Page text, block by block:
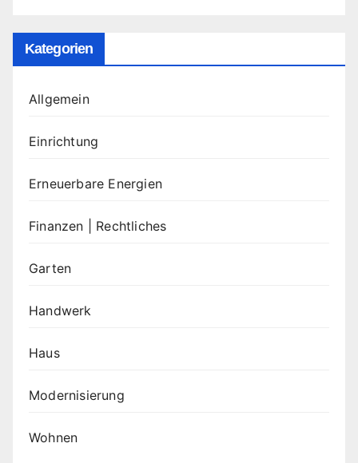
Kategorien
Allgemein
Einrichtung
Erneuerbare Energien
Finanzen | Rechtliches
Garten
Handwerk
Haus
Modernisierung
Wohnen